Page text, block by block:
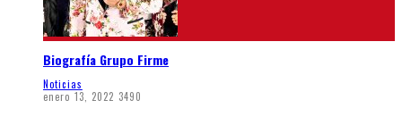
Biografía Grupo Firme
Noticias
enero 13, 2022 3490